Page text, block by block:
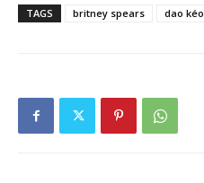
TAGS britney spears dao kéo